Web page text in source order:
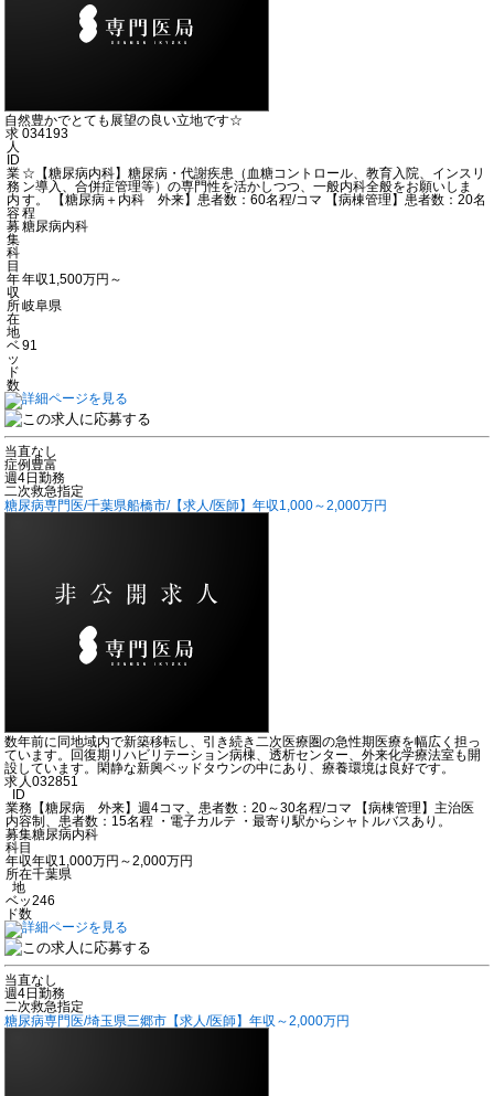
自然豊かでとても展望の良い立地です☆
求
人
ID
034193
業
務
内
容
☆【糖尿病内科】糖尿病・代謝疾患（血糖コントロール、教育入院、インスリ
ン導入、合併症管理等）の専門性を活かしつつ、一般内科全般をお願いしま
す。 【糖尿病＋内科 外来】患者数：60名程/コマ 【病棟管理】患者数：20名
程
募
集
科
目
糖尿病内科
年
収
年収1,500万円～
所
在
地
岐阜県
ベ
ッ
ド
数
91
当直なし
症例豊富
週4日勤務
二次救急指定
糖尿病専門医/千葉県船橋市/【求人/医師】年収1,000～2,000万円
数年前に同地域内で新築移転し、引き続き二次医療圏の急性期医療を幅広く担っ
ています。回復期リハビリテーション病棟、透析センター、外来化学療法室も開
設しています。閑静な新興ベッドタウンの中にあり、療養環境は良好です。
求人
ID
032851
業務
内容
【糖尿病 外来】週4コマ、患者数：20～30名程/コマ 【病棟管理】主治医
制、患者数：15名程 ・電子カルテ ・最寄り駅からシャトルバスあり。
募集
科目
糖尿病内科
年収年収1,000万円～2,000万円
所在
地
千葉県
ベッ
ド数
246
当直なし
週4日勤務
二次救急指定
糖尿病専門医/埼玉県三郷市【求人/医師】年収～2,000万円